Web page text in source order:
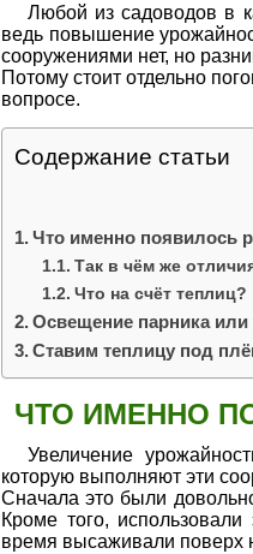
Любой из садоводов в
ведь повышение
сооружениями нет, но
Потому стоит отдельно
вопросе.
Содержание статьи
Что именно появилось
Так в чём же
Что на счёт теплиц?
Освещение парника
Ставим теплицу под
ЧТО ИМЕННО
Увеличение
которую выполняют эти
Сначала это были
Кроме того,
время высаживали поверх